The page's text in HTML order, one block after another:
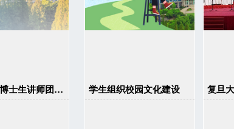
复旦大学博士生讲师团基层理论宣讲课程及队伍建设 学生组织校园文化建设